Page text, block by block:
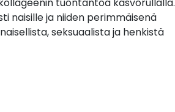
naisille ja niiden perimmäisenä
seksuaalista ja henkistä